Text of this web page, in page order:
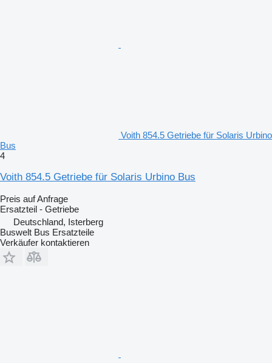
Voith 854.5 Getriebe für Solaris Urbino
Bus
4
Voith 854.5 Getriebe für Solaris Urbino Bus
Preis auf Anfrage
Ersatzteil - Getriebe
Deutschland, Isterberg
Buswelt Bus Ersatzteile
Verkäufer kontaktieren